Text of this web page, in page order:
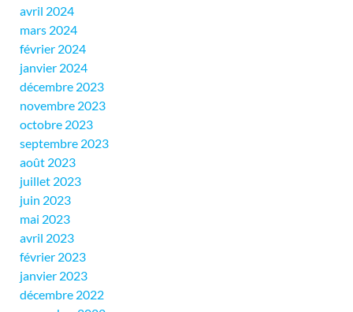
avril 2024
mars 2024
février 2024
janvier 2024
décembre 2023
novembre 2023
octobre 2023
septembre 2023
août 2023
juillet 2023
juin 2023
mai 2023
avril 2023
février 2023
janvier 2023
décembre 2022